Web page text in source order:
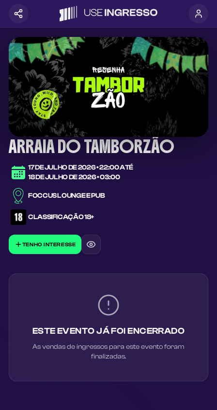
ARRAIA DO TAMBORZÃO
17 DE JULHO DE 2026•22:00ATÉ
18 DE JULHO DE 2026•03:00
FOCCUS LOUNGE E PUB
CLASSIFICAÇÃO18+
TENHO INTERESSE
ESTE EVENTO JÁ FOI ENCERRADO
As vendas de ingressos para este evento foram
finalizadas.